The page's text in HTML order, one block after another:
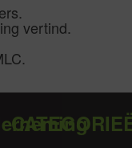
vertind.